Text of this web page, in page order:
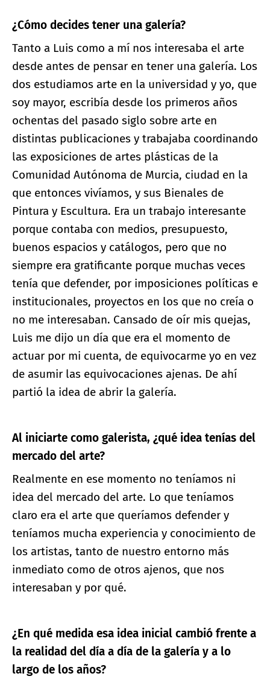
¿Cómo decides tener una galería?
Tanto a Luis como a mí nos interesaba el arte
desde antes de pensar en tener una galería. Los
dos estudiamos arte en la universidad y yo, que
soy mayor, escribía desde los primeros años
ochentas del pasado siglo sobre arte en
distintas publicaciones y trabajaba coordinando
las exposiciones de artes plásticas de la
Comunidad Autónoma de Murcia, ciudad en la
que entonces vivíamos, y sus Bienales de
Pintura y Escultura. Era un trabajo interesante
porque contaba con medios, presupuesto,
buenos espacios y catálogos, pero que no
siempre era gratificante porque muchas veces
tenía que defender, por imposiciones políticas e
institucionales, proyectos en los que no creía o
no me interesaban. Cansado de oír mis quejas,
Luis me dijo un día que era el momento de
actuar por mi cuenta, de equivocarme yo en vez
de asumir las equivocaciones ajenas. De ahí
partió la idea de abrir la galería.
Al iniciarte como galerista, ¿qué idea tenías del
mercado del arte?
Realmente en ese momento no teníamos ni
idea del mercado del arte. Lo que teníamos
claro era el arte que queríamos defender y
teníamos mucha experiencia y conocimiento de
los artistas, tanto de nuestro entorno más
inmediato como de otros ajenos, que nos
interesaban y por qué.
¿En qué medida esa idea inicial cambió frente a
la realidad del día a día de la galería y a lo
largo de los años?